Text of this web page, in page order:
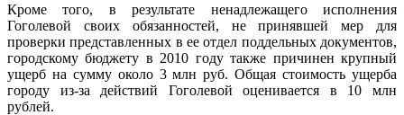
Кроме того, в результате ненадлежащего исполнения
Гоголевой своих обязанностей, не принявшей мер для
проверки представленных в ее отдел поддельных документов,
городскому бюджету в 2010 году также причинен крупный
ущерб на сумму около 3 млн руб. Общая стоимость ущерба
городу из-за действий Гоголевой оценивается в 10 млн
рублей.